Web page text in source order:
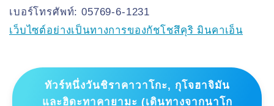
เบอร์โทรศัพท์: 05769-6-1231
เว็บไซต์อย่างเป็นทางการของกัชโชสึคุริ มินคาเอ็น
ทัวร์หนึ่งวันชิราคาวาโกะ, กุโจฮาจิมัน
และฮิดะทาคายามะ (เดินทางจากนาโก